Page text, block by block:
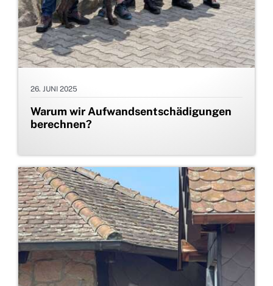
26. JUNI 2025
Warum wir Aufwandsentschädigungen
berechnen?